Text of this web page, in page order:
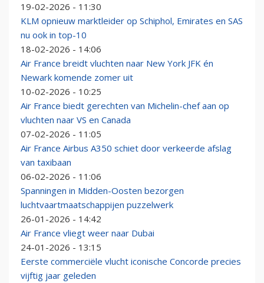
19-02-2026 - 11:30
KLM opnieuw marktleider op Schiphol, Emirates en SAS
nu ook in top-10
18-02-2026 - 14:06
Air France breidt vluchten naar New York JFK én
Newark komende zomer uit
10-02-2026 - 10:25
Air France biedt gerechten van Michelin-chef aan op
vluchten naar VS en Canada
07-02-2026 - 11:05
Air France Airbus A350 schiet door verkeerde afslag
van taxibaan
06-02-2026 - 11:06
Spanningen in Midden-Oosten bezorgen
luchtvaartmaatschappijen puzzelwerk
26-01-2026 - 14:42
Air France vliegt weer naar Dubai
24-01-2026 - 13:15
Eerste commerciële vlucht iconische Concorde precies
vijftig jaar geleden